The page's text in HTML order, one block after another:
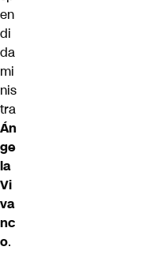
en
di
da
mi
nis
tra
Án
ge
la
Vi
va
nc
o.